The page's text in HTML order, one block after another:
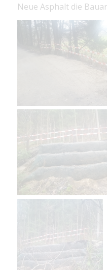
Neue Asphalt die